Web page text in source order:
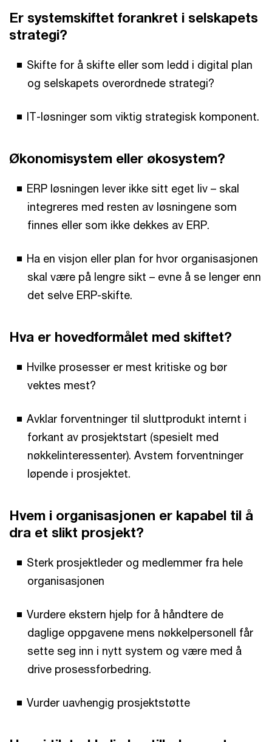
Er systemskiftet forankret i selskapets
strategi?
Skifte for å skifte eller som ledd i digital plan
og selskapets overordnede strategi?
IT-løsninger som viktig strategisk komponent.
Økonomisystem eller økosystem?
ERP løsningen lever ikke sitt eget liv – skal
integreres med resten av løsningene som
finnes eller som ikke dekkes av ERP.
Ha en visjon eller plan for hvor organisasjonen
skal være på lengre sikt – evne å se lenger enn
det selve ERP-skifte.
Hva er hovedformålet med skiftet?
Hvilke prosesser er mest kritiske og bør
vektes mest?
Avklar forventninger til sluttprodukt internt i
forkant av prosjektstart (spesielt med
nøkkelinteressenter). Avstem forventninger
løpende i prosjektet.
Hvem i organisasjonen er kapabel til å
dra et slikt prosjekt?
Sterk prosjektleder og medlemmer fra hele
organisasjonen
Vurdere ekstern hjelp for å håndtere de
daglige oppgavene mens nøkkelpersonell får
sette seg inn i nytt system og være med å
drive prosessforbedring.
Vurder uavhengig prosjektstøtte